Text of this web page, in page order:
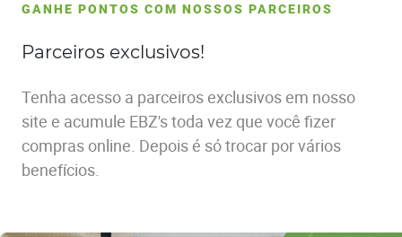
GANHE PONTOS COM NOSSOS PARCEIROS
Parceiros exclusivos!
Tenha acesso a parceiros exclusivos em nosso
site e acumule EBZ's toda vez que você fizer
compras online. Depois é só trocar por vários
benefícios.